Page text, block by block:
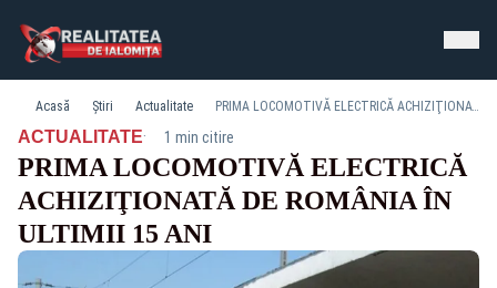
Acasă Știri Actualitate PRIMA LOCOMOTIVĂ ELECTRICĂ ACHIZIŢIONATĂ DE ROMÂNIA ÎN ULTIMII 15 ANI
ACTUALITATE· 1 min citire
PRIMA LOCOMOTIVĂ ELECTRICĂ
ACHIZIŢIONATĂ DE ROMÂNIA ÎN
ULTIMII 15 ANI